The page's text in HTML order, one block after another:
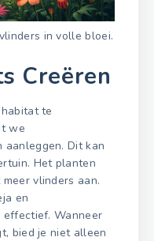
in volle bloei.
Creëren
te
we
aanleggen. Dit kan
Het planten
vlinders aan.
en
effectief. Wanneer
bied je niet alleen